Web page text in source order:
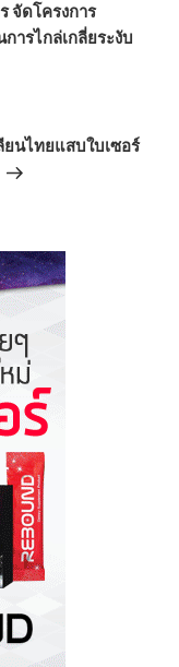
จัดโครงการ
ารไกล่เกลี่ยระงับ
ยนไทยแสบใบเซอร์